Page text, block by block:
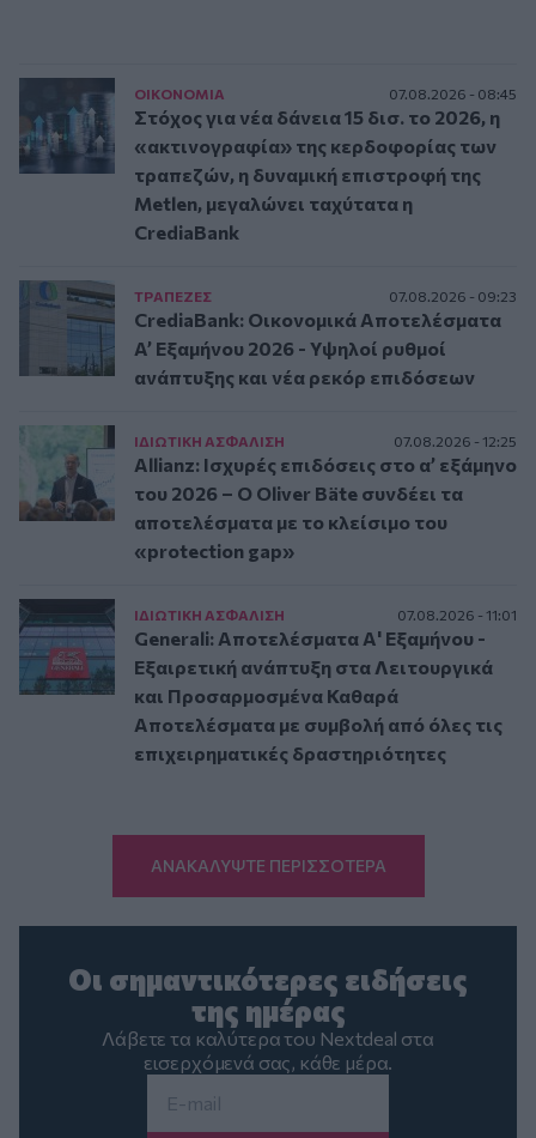
ΟΙΚΟΝΟΜΙΑ 07.08.2026 - 08:45
Στόχος για νέα δάνεια 15 δισ. το 2026, η
«ακτινογραφία» της κερδοφορίας των
τραπεζών, η δυναμική επιστροφή της
Metlen, μεγαλώνει ταχύτατα η
CrediaBank
ΤΡAΠΕΖΕΣ 07.08.2026 - 09:23
CrediaBank: Οικονομικά Αποτελέσματα
A’ Εξαμήνου 2026 - Υψηλοί ρυθμοί
ανάπτυξης και νέα ρεκόρ επιδόσεων
ΙΔΙΩΤΙΚΗ ΑΣΦAΛΙΣΗ 07.08.2026 - 12:25
Allianz: Ισχυρές επιδόσεις στο α’ εξάμηνο
του 2026 – Ο Oliver Bäte συνδέει τα
αποτελέσματα με το κλείσιμο του
«protection gap»
ΙΔΙΩΤΙΚΗ ΑΣΦAΛΙΣΗ 07.08.2026 - 11:01
Generali: Αποτελέσματα Α' Εξαμήνου -
Εξαιρετική ανάπτυξη στα Λειτουργικά
και Προσαρμοσμένα Καθαρά
Αποτελέσματα με συμβολή από όλες τις
επιχειρηματικές δραστηριότητες
ΑΝΑΚΑΛΥΨΤΕ ΠΕΡΙΣΣΟΤΕΡΑ
Οι σημαντικότερες ειδήσεις
της ημέρας
Λάβετε τα καλύτερα του Nextdeal στα
εισερχόμενά σας, κάθε μέρα.